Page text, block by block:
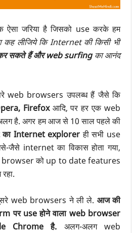
ऐसा जरिया है जिसको use करके हम
कह लीजिये कि Internet की किसी भी
सकते हैं और web surfingका आनंद
web browsers उपलब्ध हैं जैसे कि
Firefoxआदि, पर हर एक web
है. अगर हम आज से 10 साल पहले की
Internet explorer ही सभी use
जैसे internet का विकास होता गया,
को up to date features
web browsers ने ली ले. आज की
पर use होने वाला web browser
Chrome है. अलग-अलग web